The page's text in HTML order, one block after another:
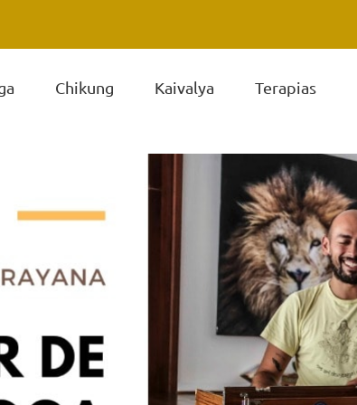
Chikung Kaivalya Terapias